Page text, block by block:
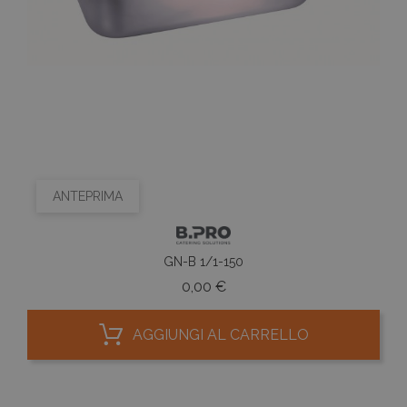
ANTEPRIMA
GN-B 1/1-150
0,00 €Prezzo
AGGIUNGI AL CARRELLO